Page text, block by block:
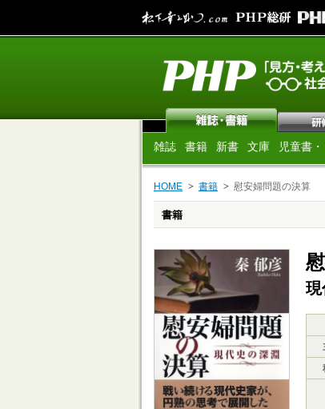
雑誌 書籍 新書 文庫 児童書・
HOME 書籍 慰安婦問題の決算
書籍
現